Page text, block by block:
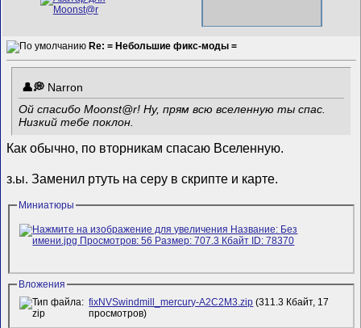
Re: = Небольшие фикс-моды =
Narron
Ой спасибо Moonst@r! Ну, прям всю вселенную ты спас.
Низкий тебе поклон.
Как обычно, по вторникам спасаю Вселенную.
з.ы. Заменил ртуть на серу в скрипте и карте.
Миниатюры
Вложения
fixNVSwindmill_mercury-A2C2M3.zip (311.3 Кбайт, 17
просмотров)